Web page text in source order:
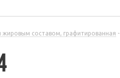
жировым составом, графитированная -